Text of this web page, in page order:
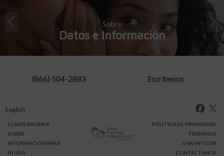
Sobre
Datos e Información
(866) 504-2883 Escríbenos
English
CLASES EN LÍNEA
SOBRE
INFORMACIÓN PARA
AYUDA
POLÍTICA DE PRIVACIDAD
TÉRMINOS
GARANTIZAR
CONTÁCTANOS